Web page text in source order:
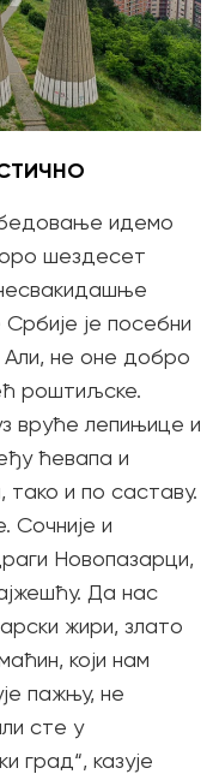
идемо
шездесет
је посебни
не оне добро
роштиљске.
вруће лепињице и
ћевапа и
тако и по саставу.
Сочније и
Новопазарци,
Да нас
жири, злато
који нам
пажњу, не
сте у
град“, казује